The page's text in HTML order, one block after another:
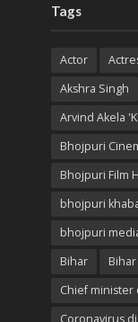
Tags
Actor
Akshra Singh
Arvind Akela
Bhojpuri
Bhojpuri Film
bhojpuri
bhojpuri
Bihar
Chief minister
Coronavirus